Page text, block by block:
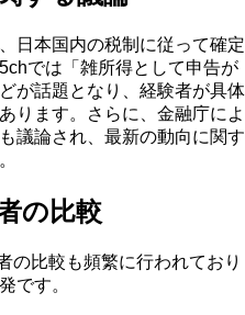
日本国内の税制に従って確定
では「雑所得として申告が
が話題となり、経験者が具体
ります。さらに、金融庁によ
議論され、最新の動向に関す
の比較
の比較も頻繁に行われており
です。